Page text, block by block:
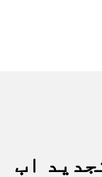
اب